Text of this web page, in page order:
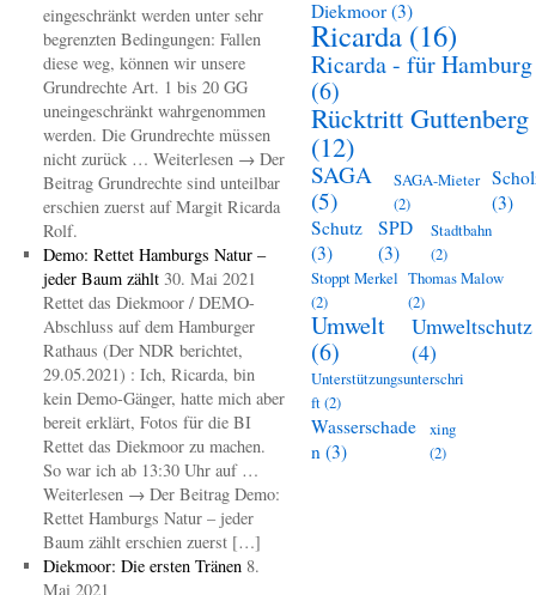
eingeschränkt werden unter sehr
begrenzten Bedingungen: Fallen
diese weg, können wir unsere
Grundrechte Art. 1 bis 20 GG
uneingeschränkt wahrgenommen
werden. Die Grundrechte müssen
nicht zurück … Weiterlesen → Der
Beitrag Grundrechte sind unteilbar
erschien zuerst auf Margit Ricarda
Rolf.
Demo: Rettet Hamburgs Natur –
jeder Baum zählt 30. Mai 2021
Rettet das Diekmoor / DEMO-
Abschluss auf dem Hamburger
Rathaus (Der NDR berichtet,
29.05.2021) : Ich, Ricarda, bin
kein Demo-Gänger, hatte mich aber
bereit erklärt, Fotos für die BI
Rettet das Diekmoor zu machen.
So war ich ab 13:30 Uhr auf …
Weiterlesen → Der Beitrag Demo:
Rettet Hamburgs Natur – jeder
Baum zählt erschien zuerst […]
Diekmoor: Die ersten Tränen 8.
Mai 2021
Diekmoor (3)
Ricarda (16)
Ricarda - für Hamburg
(6)
Rücktritt Guttenberg
(12)
SAGA
(5)
SAGA-Mieter
(2)
(3)
Schutz
(3)
SPD
(3)
Stadtbahn
(2)
Stoppt Merkel
(2)
Thomas Malow
(2)
Umwelt
(6)
Umweltschutz
(4)
Unterstützungsunterschri
ft(2)
Wasserschade
n (3)
xing
(2)